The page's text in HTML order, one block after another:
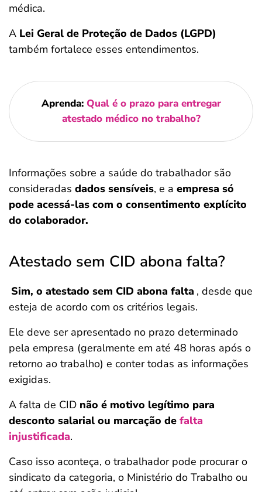
médica.
A Lei Geral de Proteção de Dados (LGPD)
também fortalece esses entendimentos.
Aprenda: Qual é o prazo para entregar
atestado médico no trabalho?
Informações sobre a saúde do trabalhador são
consideradas dados sensíveis, e a empresa só
pode acessá-las com o consentimento explícito
do colaborador.
Atestado sem CID abona falta?
Sim, o atestado sem CID abona falta , desde que
esteja de acordo com os critérios legais.
Ele deve ser apresentado no prazo determinado
pela empresa (geralmente em até 48 horas após o
retorno ao trabalho) e conter todas as informações
exigidas.
A falta de CID não é motivo legítimo para
desconto salarial ou marcação de falta
injustificada.
Caso isso aconteça, o trabalhador pode procurar o
sindicato da categoria, o Ministério do Trabalho ou